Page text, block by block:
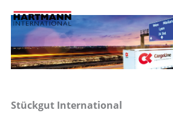
Zum
Inhalt
springen
Stückgut International